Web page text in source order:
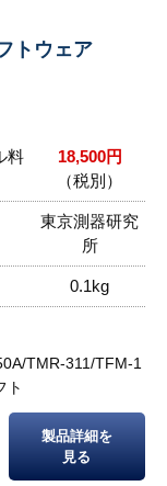
トウェア
料
18,500円
（税別）
東京測器研究
所
0.1kg
TMR-311/TFM-1
ト
製品詳細を
見る